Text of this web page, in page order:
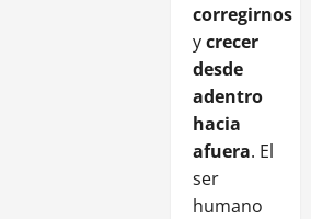
corregirnos
ycrecer
desde
adentro
hacia
afuera. El
ser
humano